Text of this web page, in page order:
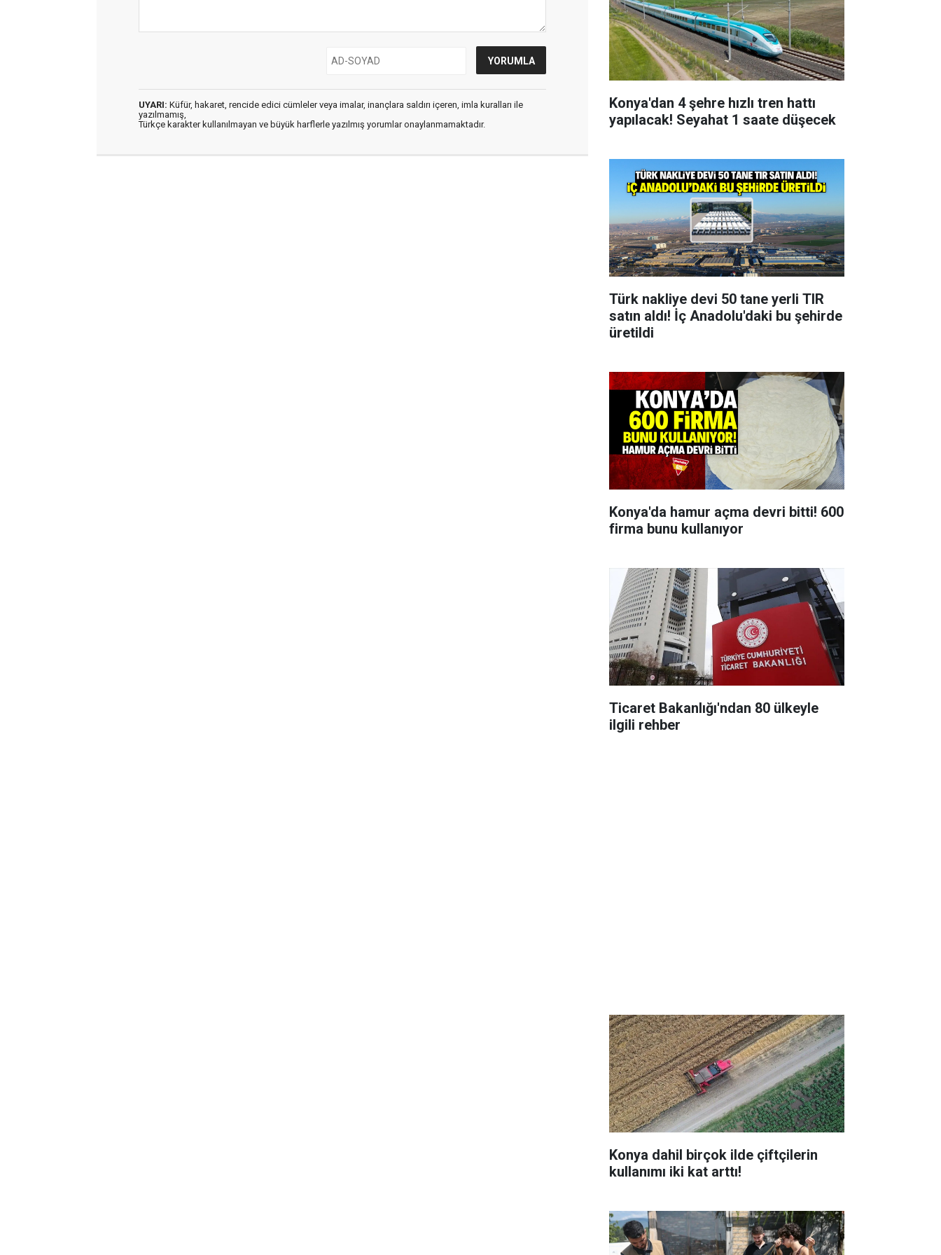
UYARI: Küfür, hakaret, rencide edici cümleler veya imalar, inançlara saldırı içeren, imla kuralları ile
yazılmamış,
Türkçe karakter kullanılmayan ve büyük harflerle yazılmış yorumlar onaylanmamaktadır.
Konya'dan 4 şehre hızlı tren hattı
yapılacak! Seyahat 1 saate düşecek
Türk nakliye devi 50 tane yerli TIR
satın aldı! İç Anadolu'daki bu şehirde
üretildi
Konya'da hamur açma devri bitti! 600
firma bunu kullanıyor
Ticaret Bakanlığı'ndan 80 ülkeyle
ilgili rehber
Konya dahil birçok ilde çiftçilerin
kullanımı iki kat arttı!